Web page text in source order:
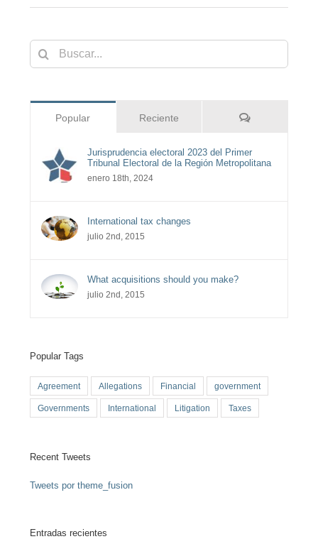
Buscar:
Popular Reciente Comentarios
Jurisprudencia electoral 2023 del Primer
Tribunal Electoral de la Región Metropolitana
enero 18th, 2024
International tax changes
julio 2nd, 2015
What acquisitions should you make?
julio 2nd, 2015
Popular Tags
Agreement Allegations Financial government
Governments International Litigation Taxes
Recent Tweets
Tweets por theme_fusion
Entradas recientes